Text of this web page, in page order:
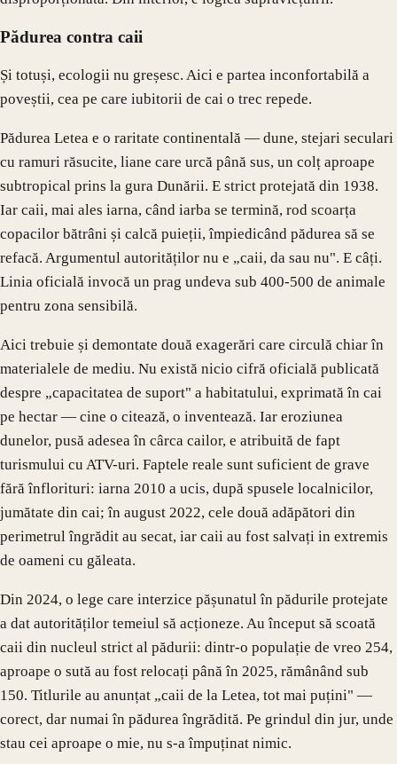
Pădurea contra caii
Și totuși, ecologii nu greșesc. Aici e partea inconfortabilă a
poveștii, cea pe care iubitorii de cai o trec repede.
Pădurea Letea e o raritate continentală — dune, stejari seculari
cu ramuri răsucite, liane care urcă până sus, un colț aproape
subtropical prins la gura Dunării. E strict protejată din 1938.
Iar caii, mai ales iarna, când iarba se termină, rod scoarța
copacilor bătrâni și calcă puieții, împiedicând pădurea să se
refacă. Argumentul autorităților nu e „caii, da sau nu". E câți.
Linia oficială invocă un prag undeva sub 400-500 de animale
pentru zona sensibilă.
Aici trebuie și demontate două exagerări care circulă chiar în
materialele de mediu. Nu există nicio cifră oficială publicată
despre „capacitatea de suport" a habitatului, exprimată în cai
pe hectar — cine o citează, o inventează. Iar eroziunea
dunelor, pusă adesea în cârca cailor, e atribuită de fapt
turismului cu ATV-uri. Faptele reale sunt suficient de grave
fără înflorituri: iarna 2010 a ucis, după spusele localnicilor,
jumătate din cai; în august 2022, cele două adăpători din
perimetrul îngrădit au secat, iar caii au fost salvați in extremis
de oameni cu găleata.
Din 2024, o lege care interzice pășunatul în pădurile protejate
a dat autorităților temeiul să acționeze. Au început să scoată
caii din nucleul strict al pădurii: dintr-o populație de vreo 254,
aproape o sută au fost relocați până în 2025, rămânând sub
150. Titlurile au anunțat „caii de la Letea, tot mai puțini" —
corect, dar numai în pădurea îngrădită. Pe grindul din jur, unde
stau cei aproape o mie, nu s-a împuținat nimic.